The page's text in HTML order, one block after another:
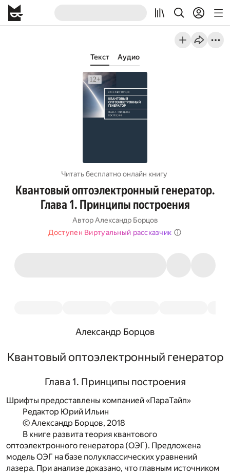
Текст Аудио
Читать бесплатно онлайн книгу
Квантовый оптоэлектронный генератор.
Глава 1. Принципы построения
Автор Александр Борцов
Доступен Виртуальный рассказчик
Александр Борцов
Квантовый оптоэлектронный генератор
Глава 1. Принципы построения
Шрифты предоставлены компанией «ПараТайп»
Редактор Юрий Ильин
© Александр Борцов, 2018
В книге развита теория квантового
оптоэлектронного генератора (ОЭГ). Предложена
модель ОЭГ на базе полуклассических уравнений
лазера. При анализе доказано, что главным источником